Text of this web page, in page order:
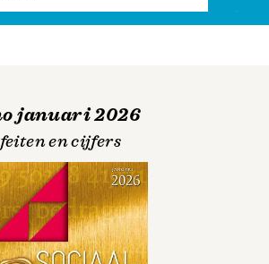
januari 2026
en cijfers